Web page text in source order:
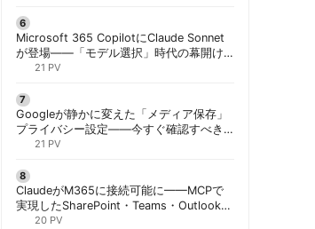
Microsoft 365 CopilotにClaude Sonnet
が登場——「モデル選択」時代の幕開け
と管理者が知るべき注意点 | 胡田昌彦
21 PV
Googleが静かに変えた「メディア保存」
プライバシー設定——今すぐ確認すべき
手順と注意点 | 胡田昌彦
21 PV
ClaudeがM365に接続可能に——MCPで
実現したSharePoint・Teams・Outlook連
携、セキュリティと実務への影響を読み
20 PV